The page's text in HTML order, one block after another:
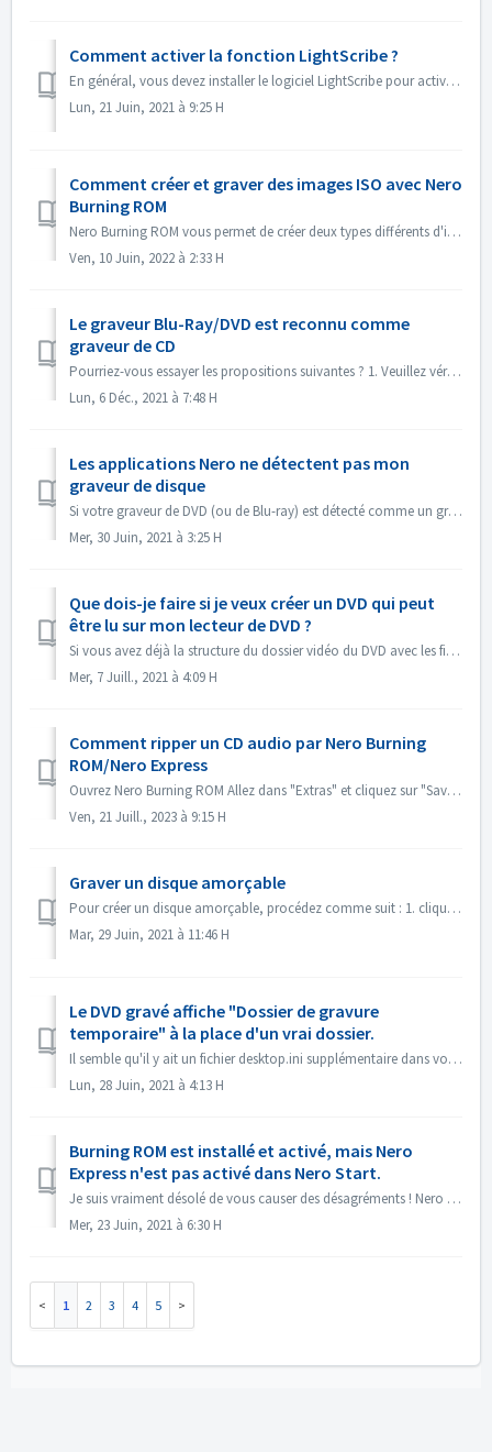
Comment activer la fonction LightScribe ?
En général, vous devez installer le logiciel LightScribe pour activer les fonctionnalités de LightScribe. https://lightscribesoftware.org/ Contactez-nous ...
Lun, 21 Juin, 2021 à 9:25 H
Comment créer et graver des images ISO avec Nero
Burning ROM
Nero Burning ROM vous permet de créer deux types différents d'images de disque. Les "fichiers image Nero" (*.nrg) sont constitués d'un fo...
Ven, 10 Juin, 2022 à 2:33 H
Le graveur Blu-Ray/DVD est reconnu comme
graveur de CD
Pourriez-vous essayer les propositions suivantes ? 1. Veuillez vérifier s'il existe un nouveau pilote pour votre graveur et un nouveau firmware. S'...
Lun, 6 Déc., 2021 à 7:48 H
Les applications Nero ne détectent pas mon
graveur de disque
Si votre graveur de DVD (ou de Blu-ray) est détecté comme un graveur de CD, veuillez consulter cet article : https://nerosupport.freshdesk.com/en/support/s...
Mer, 30 Juin, 2021 à 3:25 H
Que dois-je faire si je veux créer un DVD qui peut
être lu sur mon lecteur de DVD ?
Si vous avez déjà la structure du dossier vidéo du DVD avec les fichiers .VOB, .IFO/.BUP, vous pouvez utiliser Nero BurningROM pour graver le DVD. 1. Nouvea...
Mer, 7 Juill., 2021 à 4:09 H
Comment ripper un CD audio par Nero Burning
ROM/Nero Express
Ouvrez Nero Burning ROM Allez dans "Extras" et cliquez sur "Save Audio Tracks". Dans l'onglet "source", sélectionnez le...
Ven, 21 Juill., 2023 à 9:15 H
Graver un disque amorçable
Pour créer un disque amorçable, procédez comme suit : 1. cliquez sur le bouton Nouveau dans l'écran principal de Nero Burning ROM. ->La fenêtre Nouv...
Mar, 29 Juin, 2021 à 11:46 H
Le DVD gravé affiche "Dossier de gravure
temporaire" à la place d'un vrai dossier.
Il semble qu'il y ait un fichier desktop.ini supplémentaire dans vos fichiers sources. L'explorateur lit ce fichier et trouve que ce dossier particu...
Lun, 28 Juin, 2021 à 4:13 H
Burning ROM est installé et activé, mais Nero
Express n'est pas activé dans Nero Start.
Je suis vraiment désolé de vous causer des désagréments ! Nero Express n'est pas contenu dans le produit autonome Nero BurningRom. Nero Express est ve...
Mer, 23 Juin, 2021 à 6:30 H
1 2 3 4 5